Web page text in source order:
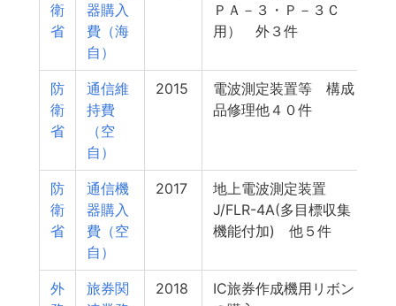
衛
省
器購入
費（海
自）
ＰＡ－３・Ｐ－３Ｃ
用） 外３件
防
衛
省
通信維
持費
（空
自）
2015
電波測定装置等 構成
品修理他４０件
防
衛
省
通信機
器購入
費（空
自）
2017
地上電波測定装置
J/FLR-4A(多目標収集
機能付加) 他５件
外
旅券関
2018
IC旅券作成機用リボン